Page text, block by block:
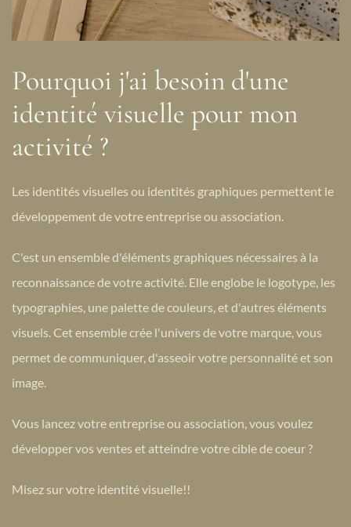
Pourquoi j'ai besoin d'une
identité visuelle pour mon
activité ?
Les identités visuelles ou identités graphiques permettent le
développement de votre entreprise ou association.
C'est un ensemble d'éléments graphiques nécessaires à la
reconnaissance de votre activité. Elle englobe le logotype, les
typographies, une palette de couleurs, et d'autres éléments
visuels. Cet ensemble crée l'univers de votre marque, vous
permet de communiquer, d'asseoir votre personnalité et son
image.
Vous lancez votre entreprise ou association, vous voulez
développer vos ventes et atteindre votre cible de coeur ?
Misez sur votre identité visuelle!!